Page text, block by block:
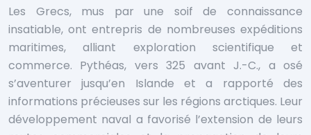
Les Grecs, mus par une soif de connaissance
insatiable, ont entrepris de nombreuses expéditions
maritimes, alliant exploration scientifique et
commerce. Pythéas, vers 325 avant J.-C., a osé
s’aventurer jusqu’en Islande et a rapporté des
informations précieuses sur les régions arctiques. Leur
développement naval a favorisé l’extension de leurs